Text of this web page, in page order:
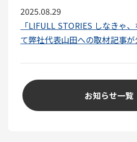
2025.08.29
「LIFULL STORIES しなきゃ
て弊社代表山田への取材記事が
お知らせ一覧